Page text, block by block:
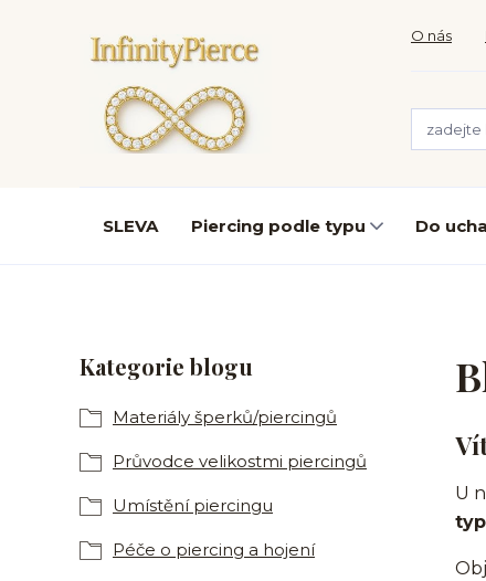
O nás
SLEVA Piercing podle typu Do ucha
Kategorie blogu
Materiály šperků/piercingů
Průvodce velikostmi piercingů
Umístění piercingu
Péče o piercing a hojení
U